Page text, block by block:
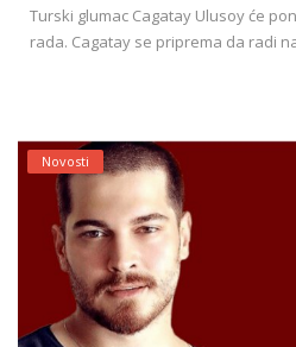
Turski glumac Cagatay Ulusoy će
rada. Cagatay se priprema da radi
Novosti